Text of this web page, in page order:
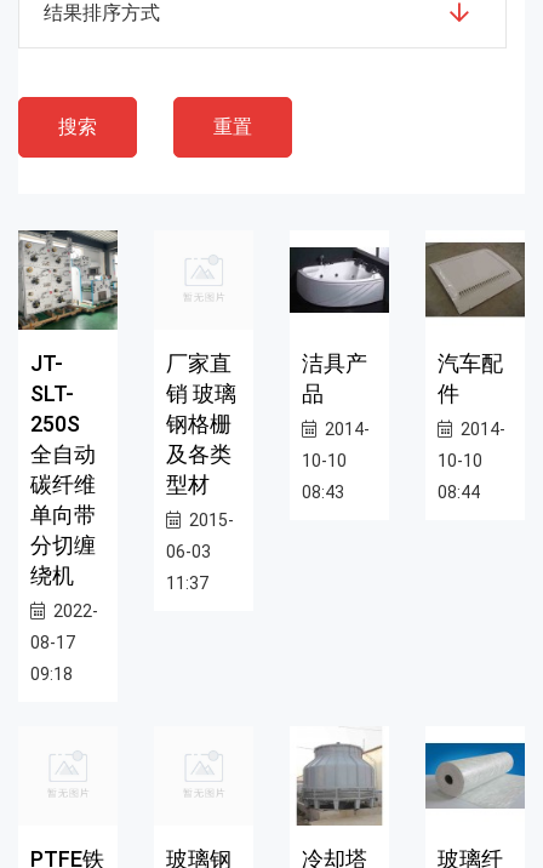
结果排序方式
搜索 重置
JT-
SLT-
250S
全自动
碳纤维
单向带
分切缠
绕机
2022-
08-17
09:18
厂家直
销 玻璃
钢格栅
及各类
型材
2015-
06-03
11:37
洁具产
品
2014-
10-10
08:43
汽车配
件
2014-
10-10
08:44
PTFE铁
玻璃钢
冷却塔
玻璃纤